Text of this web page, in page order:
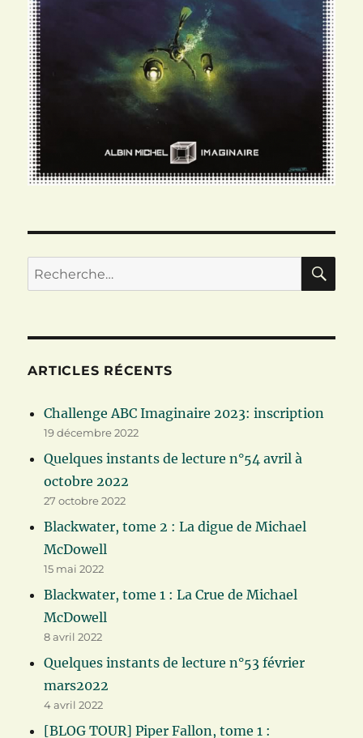
Recherche
pour :
ARTICLES RÉCENTS
Challenge ABC Imaginaire 2023: inscription
19 décembre 2022
Quelques instants de lecture n°54 avril à
octobre 2022
27 octobre 2022
Blackwater, tome 2 : La digue de Michael
McDowell
15 mai 2022
Blackwater, tome 1 : La Crue de Michael
McDowell
8 avril 2022
Quelques instants de lecture n°53 février
mars2022
4 avril 2022
[BLOG TOUR] Piper Fallon, tome 1 :